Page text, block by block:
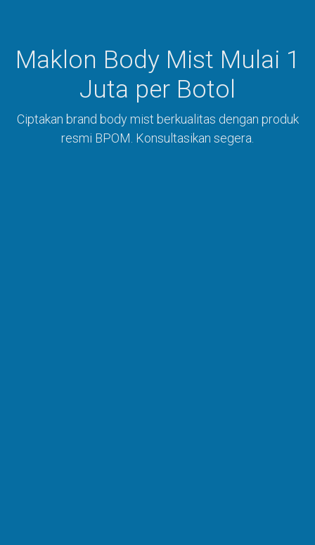
Maklon Body Mist Mulai 1
Juta per Botol
Ciptakan brand body mist berkualitas dengan produk
resmi BPOM. Konsultasikan segera.